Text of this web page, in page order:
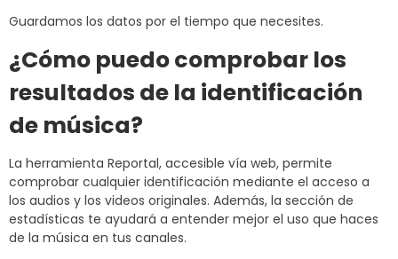
Guardamos los datos por el tiempo que necesites.
¿Cómo puedo comprobar los
resultados de la identificación
de música?
La herramienta Reportal, accesible vía web, permite
comprobar cualquier identificación mediante el acceso a
los audios y los videos originales. Además, la sección de
estadísticas te ayudará a entender mejor el uso que haces
de la música en tus canales.